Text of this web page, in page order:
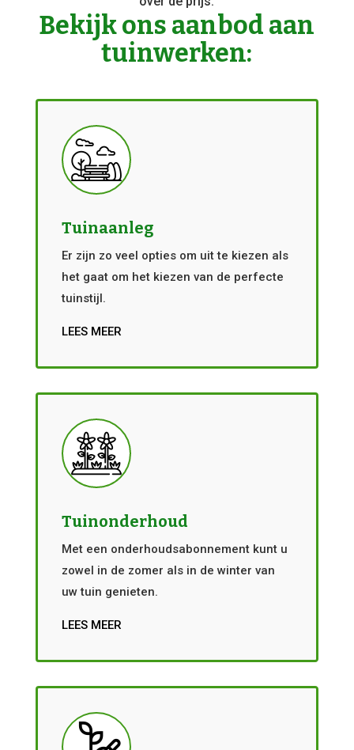
Bekijk ons aanbod aan
tuinwerken:
Tuinaanleg
Er zijn zo veel opties om uit te kiezen als
het gaat om het kiezen van de perfecte
tuinstijl.
LEES MEER
Tuinonderhoud
Met een onderhoudsabonnement kunt u
zowel in de zomer als in de winter van
uw tuin genieten.
LEES MEER